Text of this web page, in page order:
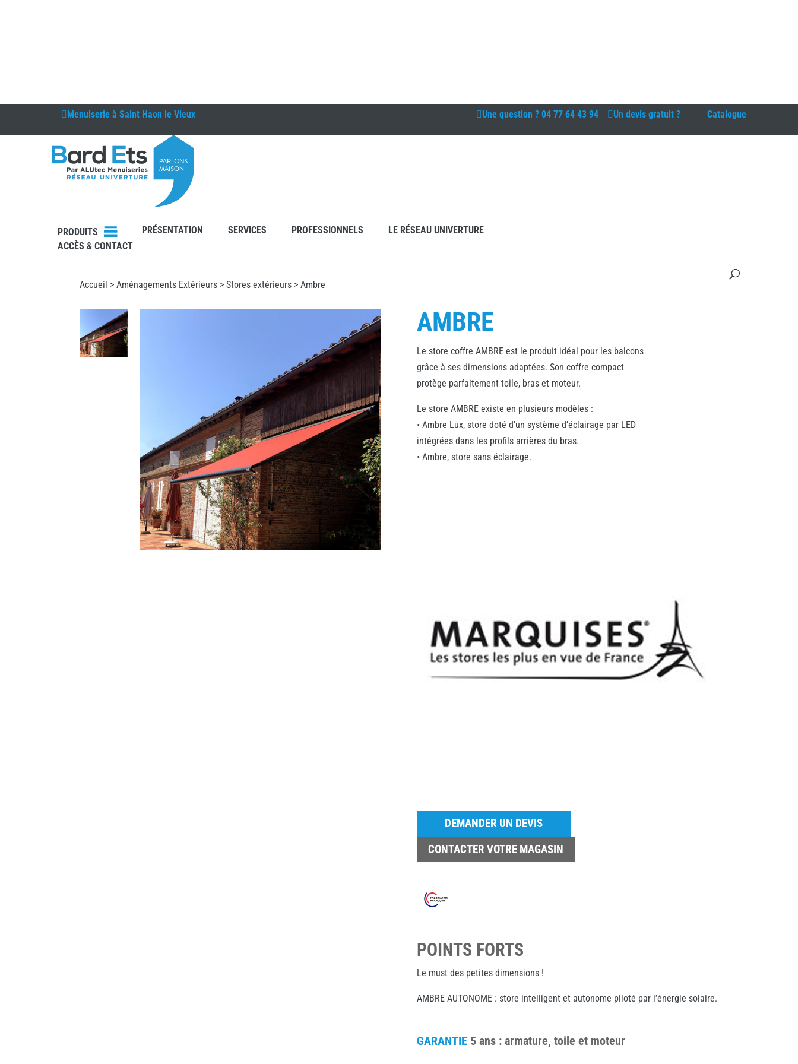
Menuiserie à Saint Haon le Vieux Une question ? 04 77 64 43 94 Un devis gratuit ? Catalogue
PRODUITS PRÉSENTATION SERVICES PROFESSIONNELS
LE RÉSEAU UNIVERTURE
ACCÈS & CONTACT
Accueil >Aménagements Extérieurs >Stores extérieurs > Ambre
AMBRE
Le store coffre AMBRE est le produit idéal pour les balcons
grâce à ses dimensions adaptées. Son coffre compact
protège parfaitement toile, bras et moteur.
Le store AMBRE existe en plusieurs modèles :
• Ambre Lux, store doté d’un système d’éclairage par LED
intégrées dans les profils arrières du bras.
• Ambre, store sans éclairage.
DEMANDER UN DEVIS
CONTACTER VOTRE MAGASIN
POINTS FORTS
Le must des petites dimensions !
AMBRE AUTONOME : store intelligent et autonome piloté par l’énergie solaire.
GARANTIE 5 ans : armature, toile et moteur